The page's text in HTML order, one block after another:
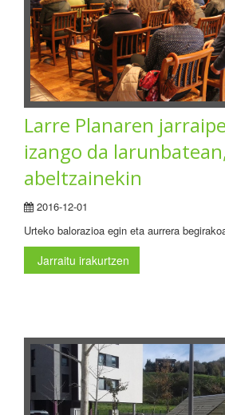
Larre Planaren
izango da
abeltzainekin
2016-12-01
Urteko balorazioa egin eta aurrera
Jarraitu irakurtzen